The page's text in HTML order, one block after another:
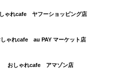
ゃれcafe ヤフーショッピング店
しゃれcafe au PAY マーケット店
おしゃれcafe アマゾン店